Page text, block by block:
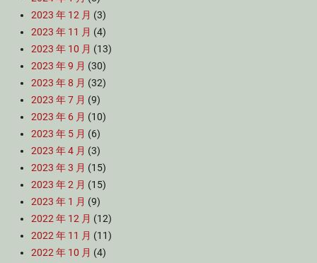
2023 年 12 月 (3)
2023 年 11 月 (4)
2023 年 10 月 (13)
2023 年 9 月 (30)
2023 年 8 月 (32)
2023 年 7 月 (9)
2023 年 6 月 (10)
2023 年 5 月 (6)
2023 年 4 月 (3)
2023 年 3 月 (15)
2023 年 2 月 (15)
2023 年 1 月 (9)
2022 年 12 月 (12)
2022 年 11 月 (11)
2022 年 10 月 (4)